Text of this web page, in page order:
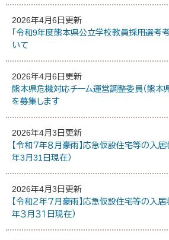
2026年4月6日更新
「令和9年度熊本県公立学校教員採用選考
いて
2026年4月6日更新
熊本県危機対応チーム運営調整委員（熊本
を募集します
2026年4月3日更新
【令和７年８月豪雨】応急仮設住宅等の入
年3月31日現在）
2026年4月3日更新
【令和２年７月豪雨】応急仮設住宅等の入
年３月３１日現在）